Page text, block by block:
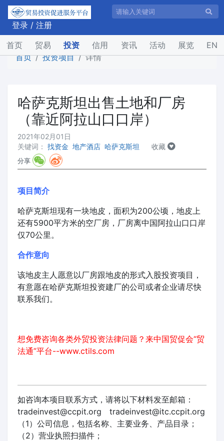
登录 / 注册
首页(current)
贸易 投资 信用 资讯 活动 展览
EN
首页
投资项目 详情
哈萨克斯坦出售土地和厂房
（靠近阿拉山口口岸）
2021年02月01日
关键词： 找资金 地产酒店 哈萨克斯坦 收藏
分享
项目简介
哈萨克斯坦现有一块地皮，面积为200公顷，地皮上
还有5900平方米的空厂房，厂房离中国阿拉山口口岸
仅70公里。
合作意向
该地皮主人愿意以厂房跟地皮的形式入股投资项目，
有意愿在哈萨克斯坦投资建厂的公司或者企业请尽快
联系我们。
想免费咨询各类外贸投资法律问题？来中国贸促会“贸
法通”平台--www.ctils.com
如咨询本项目联系方式，请将以下材料发至邮箱：
tradeinvest@ccpit.org tradeinvest@itc.ccpit.org
（1）公司信息，包括名称、主要业务、产品目录；
（2）营业执照扫描件；